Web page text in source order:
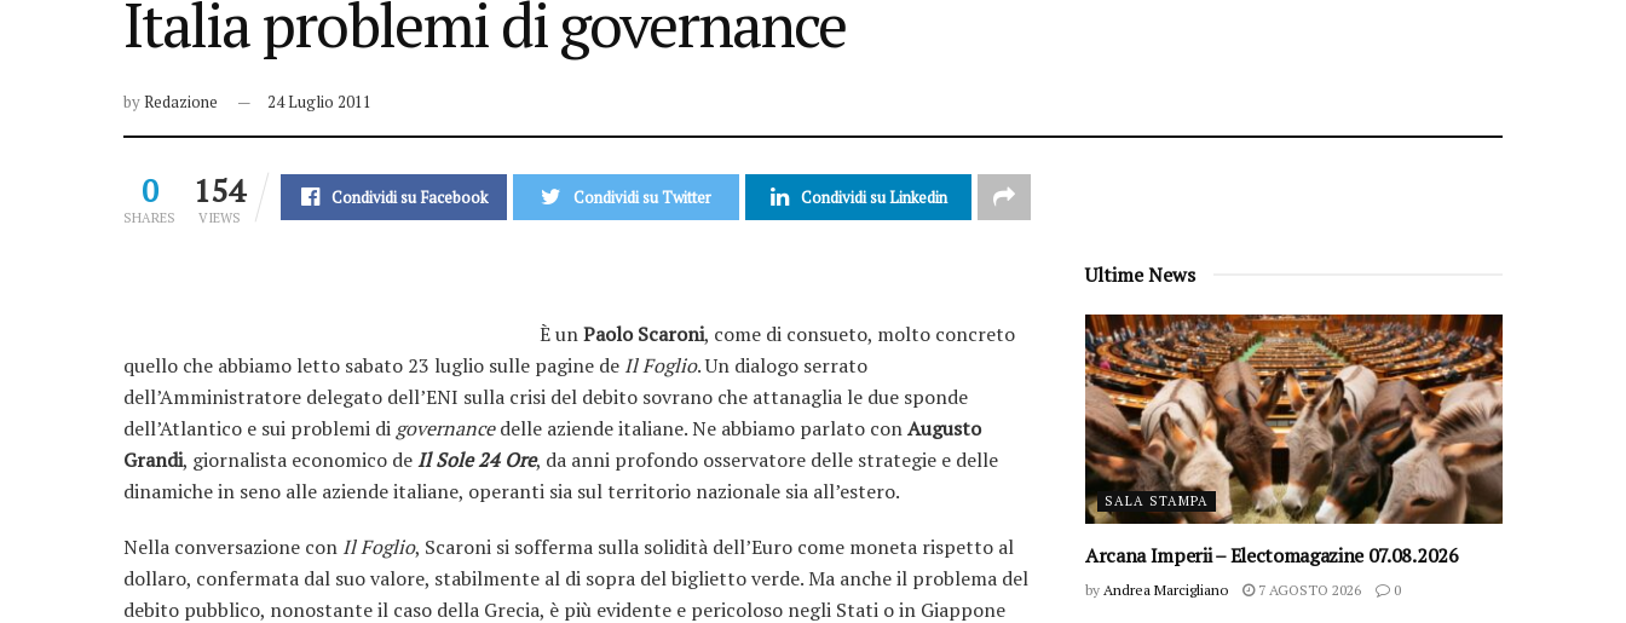
Italia problemi di governance
byRedazione 24 Luglio 2011
0
SHARES
154
VIEWS
Condividi su Facebook Condividi su Twitter Condividi su Linkedin
È unPaolo Scaroni, come di consueto, molto concreto
quello che abbiamo letto sabato 23 luglio sulle pagine de Il Foglio. Un dialogo serrato
dell’Amministratore delegato dell’ENI sulla crisi del debito sovrano che attanaglia le due sponde
dell’Atlantico e sui problemi di governancedelle aziende italiane. Ne abbiamo parlato conAugusto
Grandi, giornalista economico deIl Sole 24 Ore, da anni profondo osservatore delle strategie e delle
dinamiche in seno alle aziende italiane, operanti sia sul territorio nazionale sia all’estero.
Nella conversazione con Il Foglio, Scaroni si sofferma sulla solidità dell’Euro come moneta rispetto al
dollaro, confermata dal suo valore, stabilmente al di sopra del biglietto verde. Ma anche il problema del
debito pubblico, nonostante il caso della Grecia, è più evidente e pericoloso negli Stati o in Giappone
Ultime News
SALA STAMPA
Arcana Imperii – Electomagazine 07.08.2026
by Andrea Marcigliano 7 AGOSTO 2026 0